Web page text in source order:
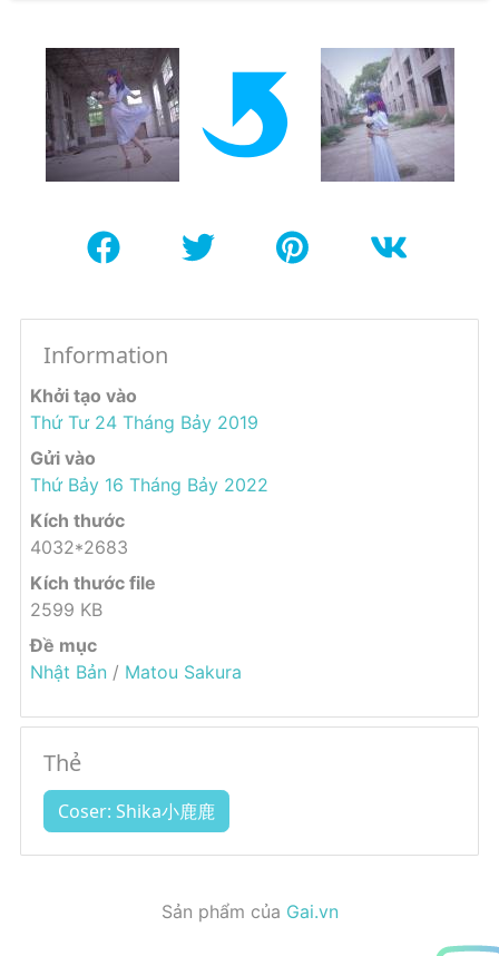
Information
Khởi tạo vào
Thứ Tư 24 Tháng Bảy 2019
Gửi vào
Thứ Bảy 16 Tháng Bảy 2022
Kích thước
4032*2683
Kích thước file
2599 KB
Đề mục
Nhật Bản / Matou Sakura
Thẻ
Coser: Shika小鹿鹿
Sản phẩm của Gai.vn